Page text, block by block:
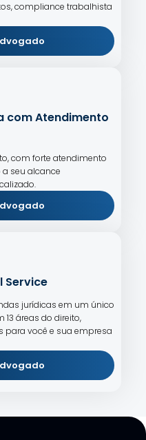
compliance trabalhista
com Atendimento
com forte atendimento
seu alcance
Service
jurídicas em um único
13 áreas do direito,
para você e sua empresa